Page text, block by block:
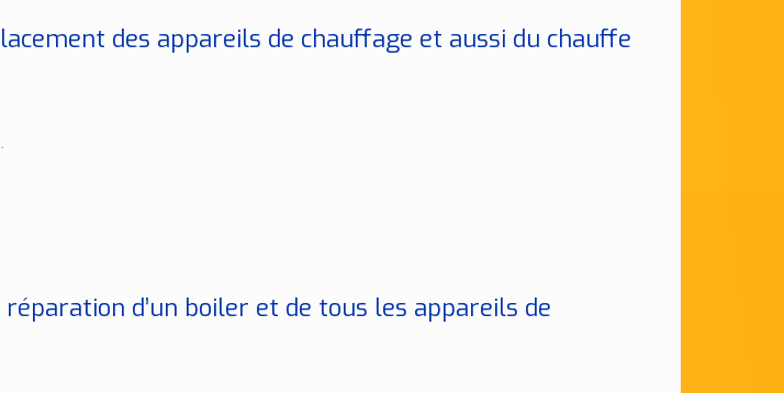
des appareils de chauffage et aussi du chauffe
d’un boiler et de tous les appareils de